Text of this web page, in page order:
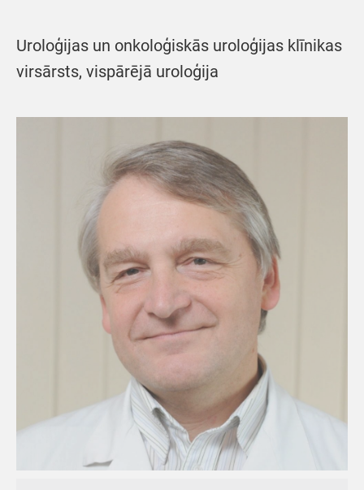
Uroloģijas un onkoloģiskās uroloģijas klīnikas
virsārsts, vispārējā uroloģija